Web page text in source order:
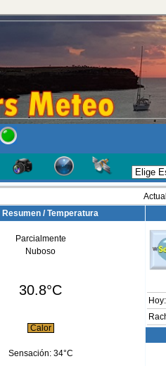
Resumen / Temperatura
Parcialmente
Nuboso
30.8°C
Calor
Sensación: 34°C
Hoy: